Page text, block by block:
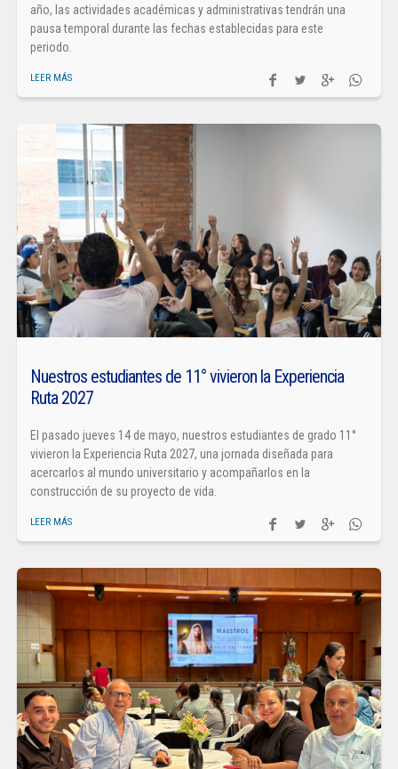
año, las actividades académicas y administrativas tendrán una
pausa temporal durante las fechas establecidas para este
periodo.
LEER MÁS
Nuestros estudiantes de 11° vivieron la Experiencia
Ruta 2027
El pasado jueves 14 de mayo, nuestros estudiantes de grado 11°
vivieron la Experiencia Ruta 2027, una jornada diseñada para
acercarlos al mundo universitario y acompañarlos en la
construcción de su proyecto de vida.
LEER MÁS